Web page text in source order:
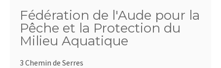
Fédération de l'Aude pour la
Pêche et la Protection du
Milieu Aquatique
3 Chemin de Serres